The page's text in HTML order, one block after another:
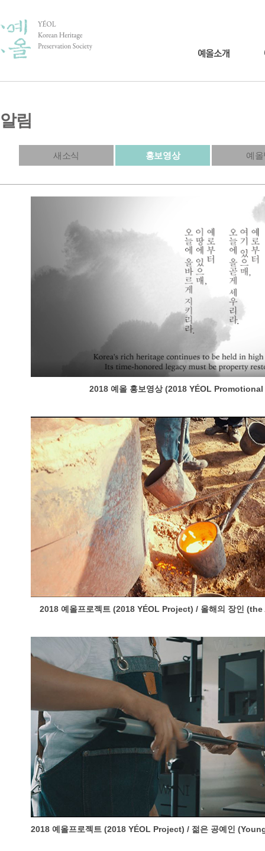
알림
새소식 홍보영상 예
2018 예올 홍보영상 (2018 YÉOL
2018 예올프로젝트 (2018 YÉOL Project) / 올해의 장인
2018 예올프로젝트 (2018 YÉOL Project) / 젊은 공예인